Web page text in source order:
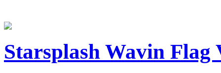
Starsplash Wavin Flag